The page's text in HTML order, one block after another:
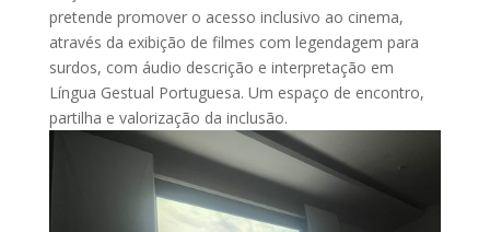
pretende promover o acesso inclusivo ao cinema,
através da exibição de filmes com legendagem para
surdos, com áudio descrição e interpretação em
Língua Gestual Portuguesa. Um espaço de encontro,
partilha e valorização da inclusão.